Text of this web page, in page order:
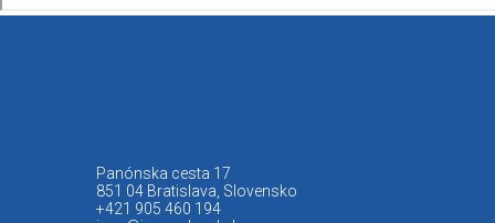
Panónska cesta 17
851 04 Bratislava, Slovensko
+421 905 460 194